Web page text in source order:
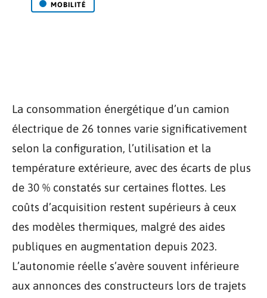
MOBILITÉ
La consommation énergétique d’un camion
électrique de 26 tonnes varie significativement
selon la configuration, l’utilisation et la
température extérieure, avec des écarts de plus
de 30 % constatés sur certaines flottes. Les
coûts d’acquisition restent supérieurs à ceux
des modèles thermiques, malgré des aides
publiques en augmentation depuis 2023.
L’autonomie réelle s’avère souvent inférieure
aux annonces des constructeurs lors de trajets